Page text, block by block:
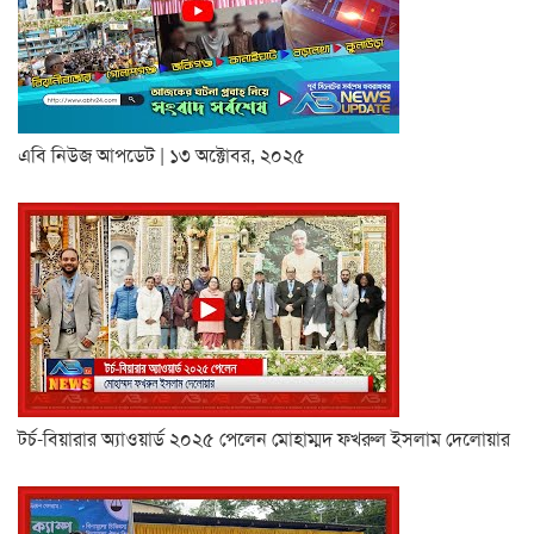
এবি নিউজ আপডেট | ১৩ অক্টোবর, ২০২৫
টর্চ-বিয়ারার অ্যাওয়ার্ড ২০২৫ পেলেন মোহাম্মদ ফখরুল ইসলাম দেলোয়ার